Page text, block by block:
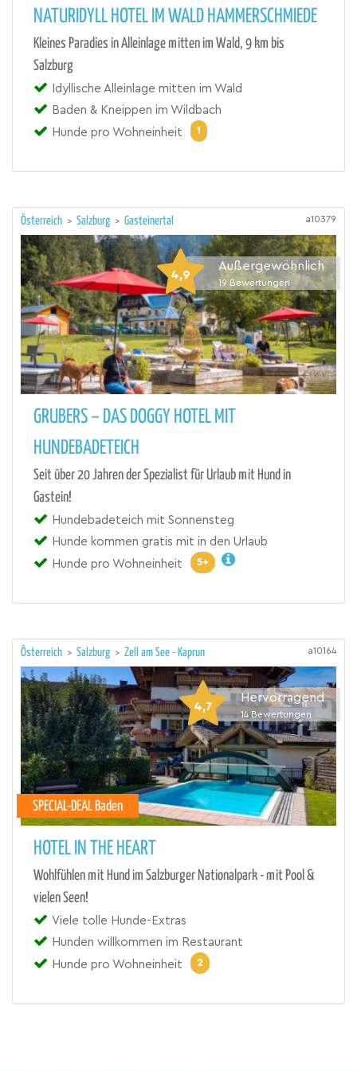
NATURIDYLL HOTEL IM WALD HAMMERSCHMIEDE
Kleines Paradies in Alleinlage mitten im Wald, 9 km bis
Salzburg
Idyllische Alleinlage mitten im Wald
Baden & Kneippen im Wildbach
Hunde pro Wohneinheit
1
Österreich > Salzburg > Gasteinertal a10379
4,9
Außergewöhnlich
19 Bewertungen
GRUBERS – DAS DOGGY HOTEL MIT
HUNDEBADETEICH
Seit über 20 Jahren der Spezialist für Urlaub mit Hund in
Gastein!
Hundebadeteich mit Sonnensteg
Hunde kommen gratis mit in den Urlaub
Hunde pro Wohneinheit
5+
Österreich > Salzburg > Zell am See - Kaprun a10164
4,7
Hervorragend
14 Bewertungen
SPECIAL-DEAL Baden
HOTEL IN THE HEART
Wohlfühlen mit Hund im Salzburger Nationalpark - mit Pool &
vielen Seen!
Viele tolle Hunde-Extras
Hunden willkommen im Restaurant
Hunde pro Wohneinheit
2